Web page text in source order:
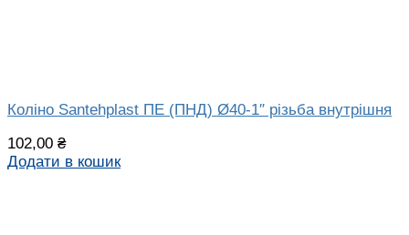
Коліно Santehplast ПЕ (ПНД) Ø40-1″ різьба внутрішня
102,00 ₴
Додати в кошик